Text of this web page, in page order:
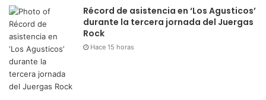
Récord de asistencia en ‘Los Agusticos’
durante la tercera jornada del Juergas
Rock
Hace 15 horas